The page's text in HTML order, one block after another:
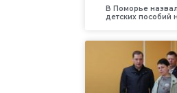
В Поморье
детских пособий